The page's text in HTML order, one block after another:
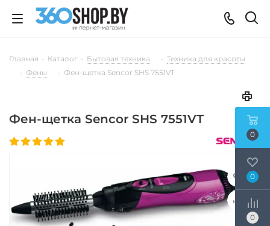
Главная - Каталог - Бытовая техника - Техника для красоты
- Фены - Фен-щетка Sencor SHS 7551VT
Фен-щетка Sencor SHS 7551VT
0
0
0